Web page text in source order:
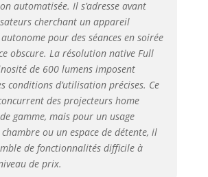
fluide et transitions
Son stockage généreux
toutes vos
Graphiques
pour jeux et apps
ralentissement. YouTube
Video préinstallés -
instantané à millions de
HD sans appareil externe.
Courte Focale Mini
】Ce projecteur
dispose d'un système
automatisée. Il s’adresse avant
cherchant un appareil
pour des séances en soirée
obscure. La résolution native Full
de 600 lumens imposent
conditions d’utilisation précises. Ce
des projecteurs home
gamme, mais pour un usage
ou un espace de détente, il
de fonctionnalités difficile à
de prix.